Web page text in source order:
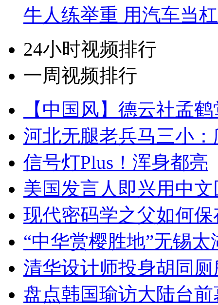
牛人练举重 用汽车当
24小时视频排行
一周视频排行
【中国风】德云社孟
河北无腿老兵马三小
信号灯Plus！浑身都亮
美国发言人即兴用中
现代密码学之父如何
“中华赏樱胜地”无锡
清华设计师投身胡同
盘点韩国瑜访大陆台